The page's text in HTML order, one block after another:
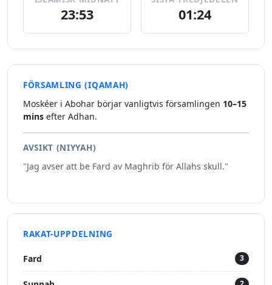
23:53 01:24
FÖRSAMLING (IQAMAH)
Moskéer i Abohar börjar vanligtvis församlingen 10–15
mins efter Adhan.
AVSIKT (NIYYAH)
"Jag avser att be Fard av Maghrib för Allahs skull."
RAKAT-UPPDELNING
Fard 3